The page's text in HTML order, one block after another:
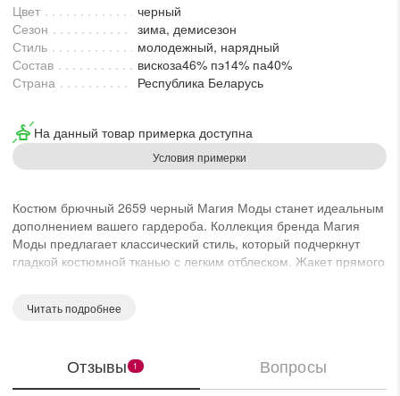
Цвет
черный
Сезон
зима, демисезон
Стиль
молодежный, нарядный
Состав
вискоза46% пэ14% па40%
Страна
Республика Беларусь
На данный товар примерка доступна
Условия примерки
Костюм брючный 2659 черный Магия Моды станет идеальным
дополнением вашего гардероба. Коллекция бренда Магия
Моды предлагает классический стиль, который подчеркнут
гладкой костюмной тканью с легким отблеском. Жакет прямого
или деловом ансамбле. Брюки классического прямого кроя с
карманов добавляет функциональности. Центральная
застежка на пуговицы и гульфик на молнию обеспечивают
Читать подробнее
Отзывы 1 Вопросы